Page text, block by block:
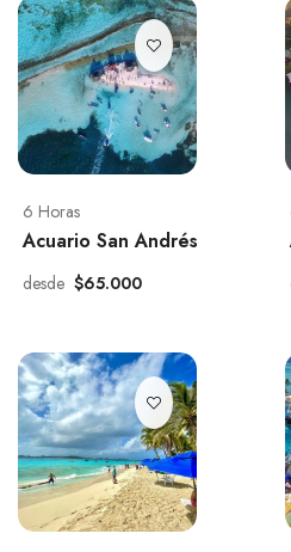
6 Horas
Acuario San Andrés
desde $65.000